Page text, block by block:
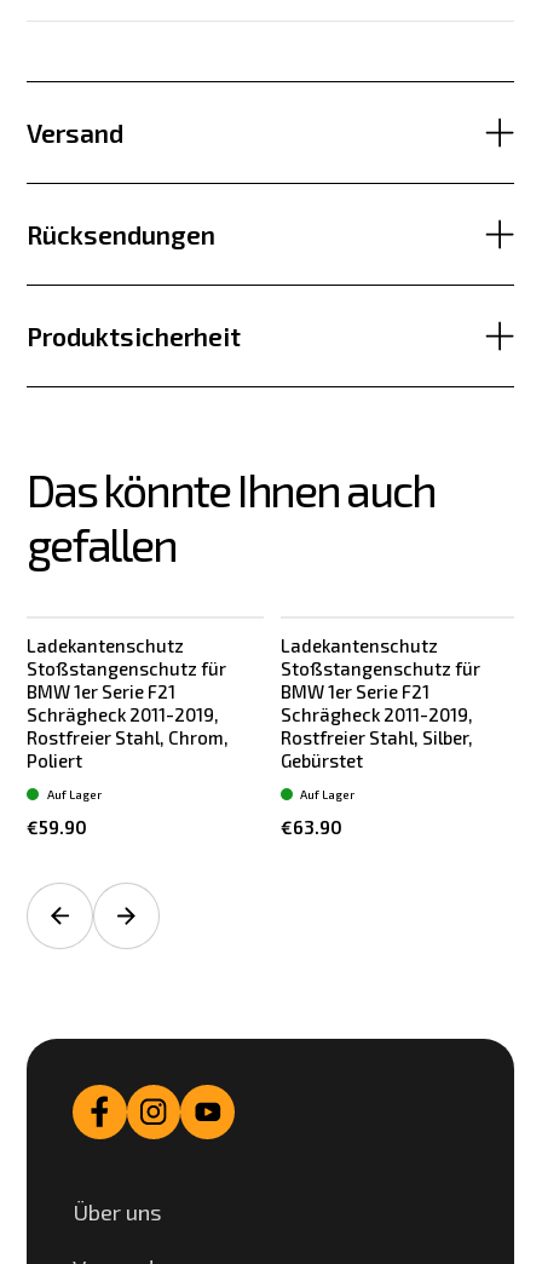
Versand
Rücksendungen
Produktsicherheit
Das könnte Ihnen auch
gefallen
Ladekantenschutz
Stoßstangenschutz für
BMW 1er Serie F21
Schrägheck 2011-2019,
Rostfreier Stahl, Chrom,
Poliert
€59.90
Auf Lager
Ladekantenschutz
Stoßstangenschutz für
BMW 1er Serie F21
Schrägheck 2011-2019,
Rostfreier Stahl, Silber,
Gebürstet
€63.90
Auf Lager
Über uns